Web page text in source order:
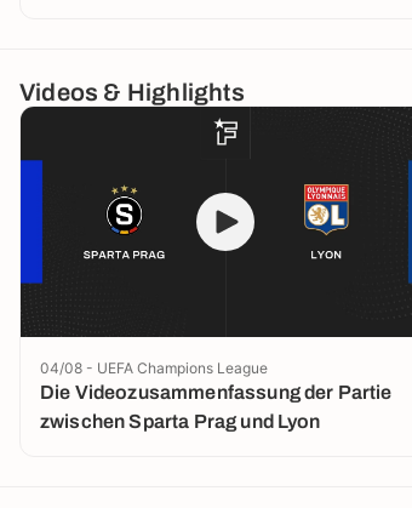
Videos & Highlights
Die Videozusammenfassung der Partie
zwischen Sparta Prag und Lyon
04/08 - UEFA Champions League